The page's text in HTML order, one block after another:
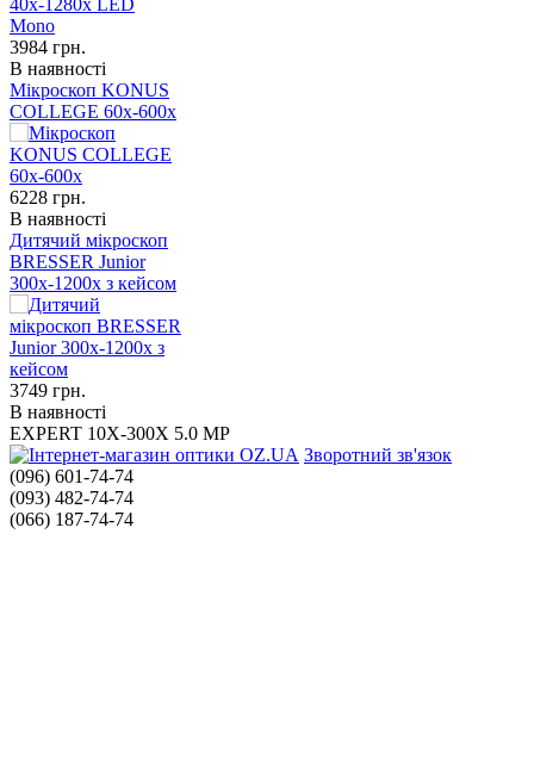
3984 грн.
В наявності
Мікроскоп KONUS
COLLEGE 60x-600x
6228 грн.
В наявності
Дитячий мікроскоп
BRESSER Junior
300x-1200x з кейсом
3749 грн.
В наявності
EXPERT 10X-300X 5.0 MP
Зворотний зв'язок
(096) 601-74-74
(093) 482-74-74
(066) 187-74-74